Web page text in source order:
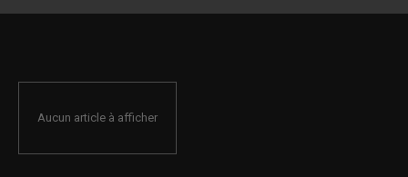
Aucun article à afficher